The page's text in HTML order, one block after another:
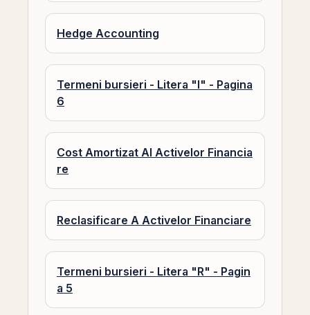
Hedge Accounting
Termeni bursieri - Litera "I" - Pagina
6
Cost Amortizat Al Activelor Financia
re
Reclasificare A Activelor Financiare
Termeni bursieri - Litera "R" - Pagin
a 5